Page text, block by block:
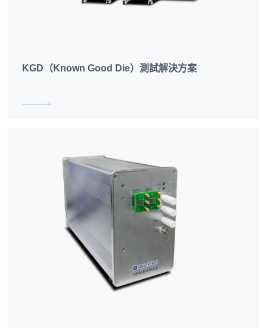
KGD（Known Good Die）測試解決方案